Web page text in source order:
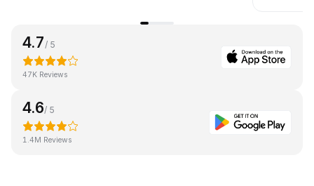
4.7/ 5
47K Reviews
4.6/ 5
1.4M Reviews